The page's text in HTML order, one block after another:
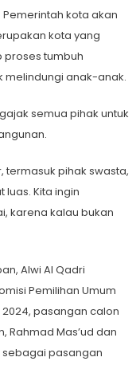
kota akan
kota yang
tumbuh
melindungi anak-anak.
semua pihak untuk
termasuk pihak swasta,
Kita ingin
karena kalau bukan
Alwi Al Qadri
Pemilihan Umum
2024, pasangan calon
Rahmad Mas’ud dan
sebagai pasangan